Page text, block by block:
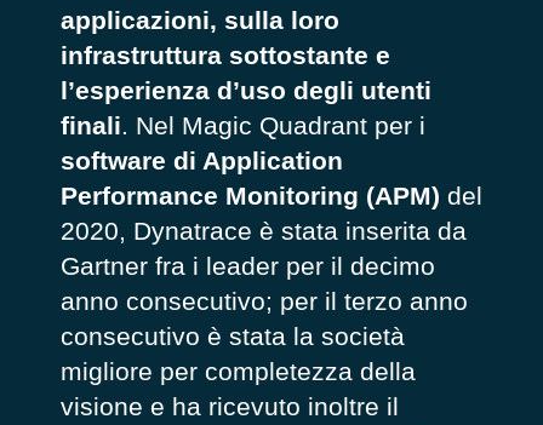
applicazioni, sulla loro
infrastruttura sottostante e
l’esperienza d’uso degli utenti
finali. Nel Magic Quadrant per i
software di Application
Performance Monitoring (APM) del
2020, Dynatrace è stata inserita da
Gartner fra i leader per il decimo
anno consecutivo; per il terzo anno
consecutivo è stata la società
migliore per completezza della
visione e ha ricevuto inoltre il